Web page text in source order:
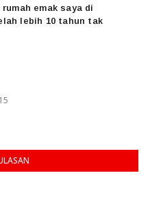
emak saya di
lebih 10 tahun tak